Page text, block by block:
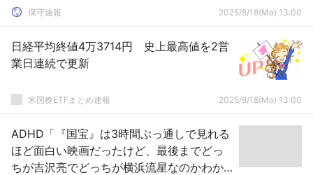
保守速報 2025/8/18(Mo) 13:00
日経平均終値4万3714円 史上最高値を2営
業日連続で更新
米国株ETFまとめ速報 2025/8/18(Mo) 13:00
ADHD「『国宝』は3時間ぶっ通しで見れる
ほど面白い映画だったけど、最後までどっ
ちが吉沢亮でどっちが横浜流星なのかわか